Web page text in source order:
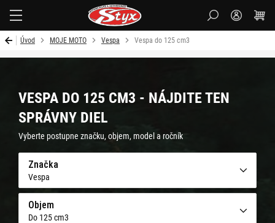
Úvod MOJE MOTO Vespa Vespa do 125 cm3
VESPA DO 125 CM3 - NÁJDITE TEN
SPRÁVNY DIEL
Vyberte postupne značku, objem, model a ročník
Značka
Vespa
Objem
Do 125 cm3